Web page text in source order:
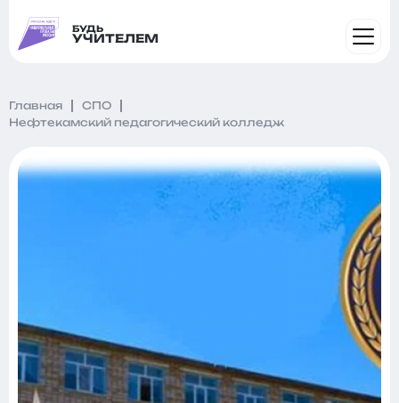
БУДЬ
УЧИТЕЛЕМ
Главная
СПО
Нефтекамский педагогический колледж